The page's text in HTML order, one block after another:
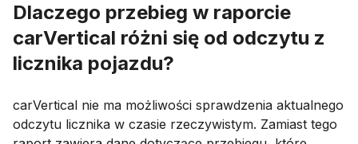
Dlaczego przebieg w raporcie
carVertical różni się od odczytu z
licznika pojazdu?
carVertical nie ma możliwości sprawdzenia aktualnego
odczytu licznika w czasie rzeczywistym. Zamiast tego